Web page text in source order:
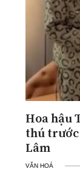
Hoa hậu
thú trước
Lâm
VĂN HOÁ